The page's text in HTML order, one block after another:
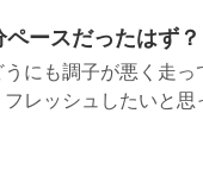
ースだったはず？
にも調子が悪く走
フレッシュしたいと